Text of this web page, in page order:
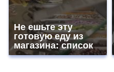
Не ешьте эту
готовую еду из
магазина: список